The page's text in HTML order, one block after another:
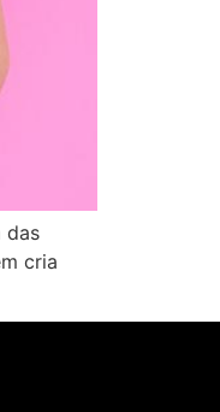
das
cria